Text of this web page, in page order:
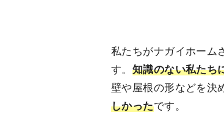
私たちがナガイホーム
す。 知識のない私たち
壁や屋根の形などを決
しかったです。